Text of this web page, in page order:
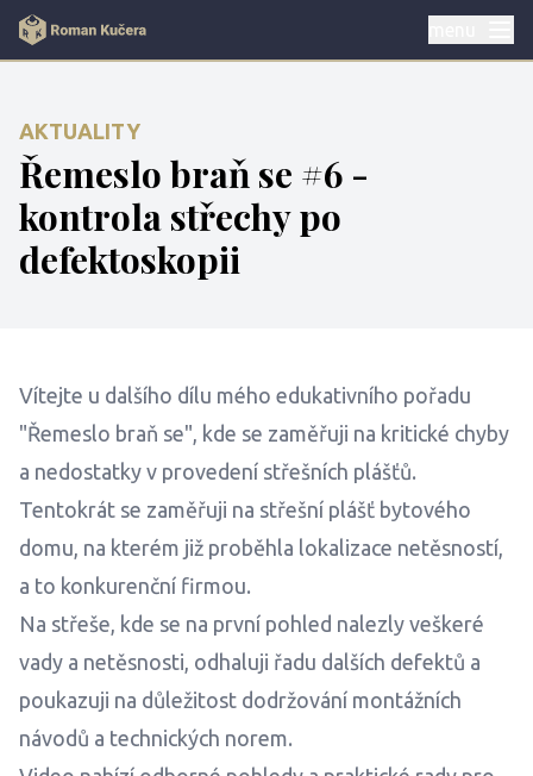
AKTUALITY
Řemeslo braň se #6 -
kontrola střechy po
defektoskopii
Vítejte u dalšího dílu mého edukativního pořadu
"Řemeslo braň se", kde se zaměřuji na kritické chyby
a nedostatky v provedení střešních plášťů.
Tentokrát se zaměřuji na střešní plášť bytového
domu, na kterém již proběhla lokalizace netěsností,
a to konkurenční firmou.
Na střeše, kde se na první pohled nalezly veškeré
vady a netěsnosti, odhaluji řadu dalších defektů a
poukazuji na důležitost dodržování montážních
návodů a technických norem.